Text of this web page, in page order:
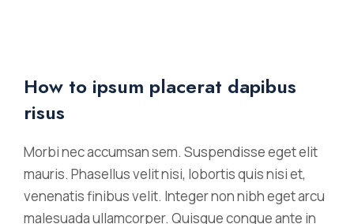
How to ipsum placerat dapibus
risus
Morbi nec accumsan sem. Suspendisse eget elit
mauris. Phasellus velit nisi, lobortis quis nisi et,
venenatis finibus velit. Integer non nibh eget arcu
malesuada ullamcorper. Quisque congue ante in